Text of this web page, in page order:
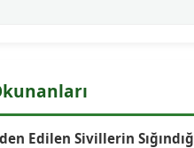
Edilen Sivillerin